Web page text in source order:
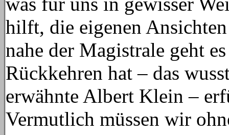
hilft, die eigenen
nahe der Magistrale geht
Rückkehren hat – das
erwähnte Albert Klein –
Vermutlich müssen wir